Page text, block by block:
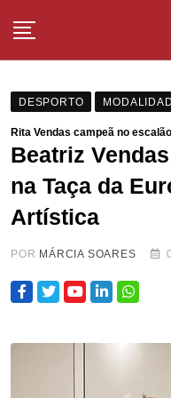
DESPORTO
Rita Vendas campeã no
Beatriz
na Taça da
Artística
POR MÁRCIA SOARES